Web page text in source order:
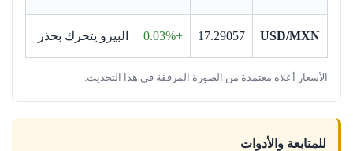
USD/MXN
17.29057
+0.03% البيزو يتحرك بحذر
الأسعار أعلاه معتمدة من الصورة المرفقة في هذا التحديث.
للمتابعة والأدوات